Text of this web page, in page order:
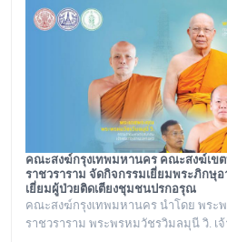
คณะสงฆ์กรุงเทพมหานคร คณะสงฆ์เข
ราชวราราม จัดกิจกรรมเยี่ยมพระภิกษุ
เยี่ยมผู้ป่วยติดเตียงชุมชนปรกอรุณ
คณะสงฆ์กรุงเทพมหานคร นำโดย พระ
ราชวราราม พระพรหมวัชรวิมลมุนี วิ. เ